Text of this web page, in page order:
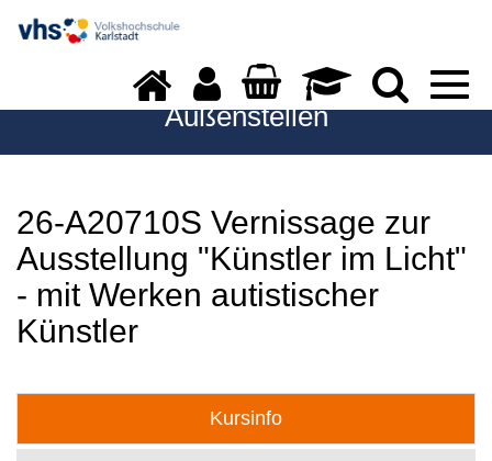
Außenstellen
26-A20710S Vernissage zur
Ausstellung "Künstler im Licht"
- mit Werken autistischer
Künstler
Kursinfo